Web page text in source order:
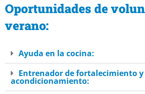
Oportunidades de
verano:
Ayuda en la cocina:
Entrenador de fortalecimiento y
acondicionamiento: